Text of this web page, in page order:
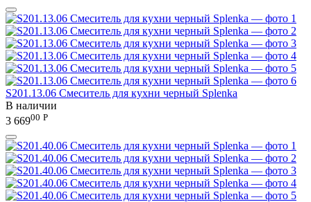
S201.13.06 Смеситель для кухни черный Splenka
В наличии
3 66900 Р